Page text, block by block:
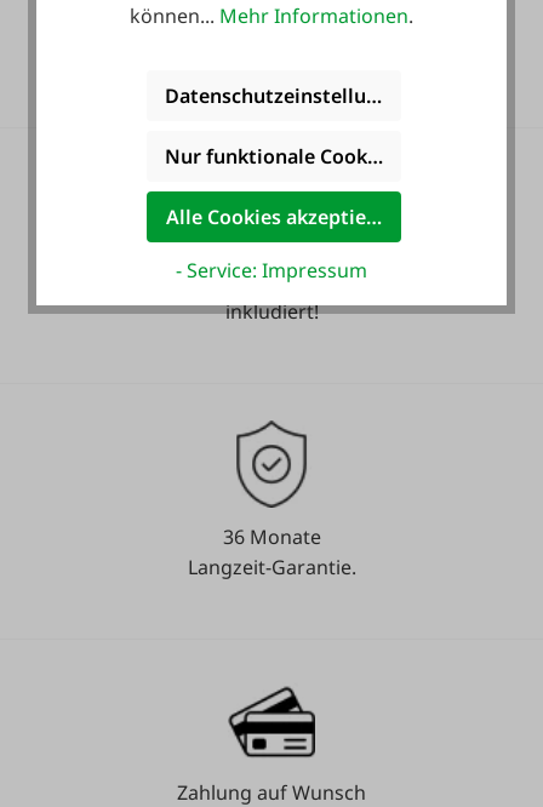
Gratis Versand für ein
Heute noch Service
inkludiert!
36 Monate
Langzeit-Garantie.
Zahlung auf Wunsch
können... Mehr Informationen.
Datenschutzeinstellungen
Nur funktionale Cookies akzeptieren
Alle Cookies akzeptieren
- Service: Impressum